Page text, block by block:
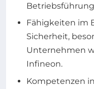
Fähigkeiten im
Sicherheit,
Unternehmen
Infineon.
Kompetenzen